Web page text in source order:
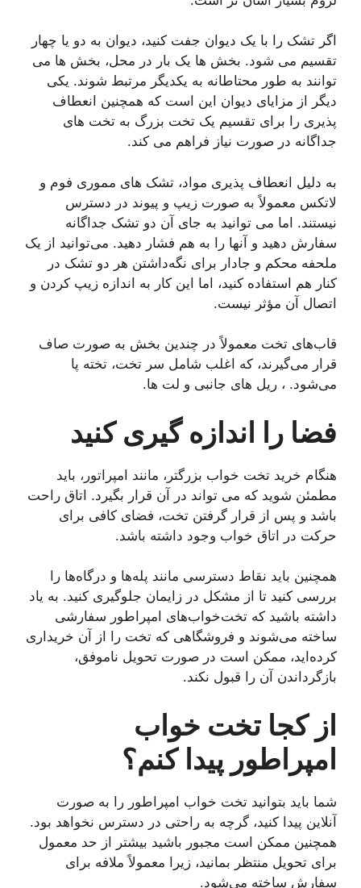
اگر تشک را با یک دیوان جفت کنید، دیوان به دو یا چهار
تقسیم می شود. بخش ها یک بار در محل، بخش ها می
توانند به طور محتاطانه به یکدیگر مرتبط شوند. یکی
دیگر از مزایای دیوان این است که همچنین انعطاف
پذیری را برای تقسیم یک تخت بزرگ به تخت های
جداگانه در صورت نیاز فراهم می کند.
به دلیل انعطاف پذیری مواد، تشک های مموری فوم و
لاتکس معمولاً به صورت زیپ و پیوند در دسترس
نیستند. اما می توانید به جای آن دو تشک جداگانه
سفارش دهید و آنها را به هم فشار دهید. می‌توانید از یک
ملحفه محکم و جادار برای نگه‌داشتن هر دو تشک در
کنار هم استفاده کنید، اما این کار به اندازه زیپ کردن و
اتصال آن مؤثر نیست.
قاب‌های تخت معمولاً در چندین بخش به صورت صاف
قرار می‌گیرند، که اغلب شامل سر تخت، تخته پا
می‌شود. ، ریل های جانبی و لت ها.
فضا را اندازه گیری کنید
هنگام خرید تخت خواب بزرگتر، مانند امپراتور، باید
مطمئن شوید که می تواند در آن قرار بگیرد. اتاق راحت
باشد و پس از قرار گرفتن تخت، فضای کافی برای
حرکت در اتاق خواب وجود داشته باشد.
همچنین باید نقاط دسترسی مانند پله‌ها و درگاه‌ها را
بررسی کنید تا از مشکل در زایمان جلوگیری کنید. به یاد
داشته باشید که تخت‌خواب‌های امپراطور سفارشی
ساخته می‌شوند و فروشگاهی که تخت را از آن خریداری
کرده‌اید، ممکن است در صورت تحویل ناموفق،
بازگرداندن آن را قبول نکند.
از کجا تخت خواب
امپراطور پیدا کنم؟
شما باید بتوانید تخت خواب امپراطور را به صورت
آنلاین پیدا کنید، گرچه به راحتی در دسترس نخواهد بود.
همچنین ممکن است مجبور باشید بیشتر از حد معمول
برای تحویل منتظر بمانید، زیرا معمولاً ملافه برای
سفارش ساخته می‌شود.